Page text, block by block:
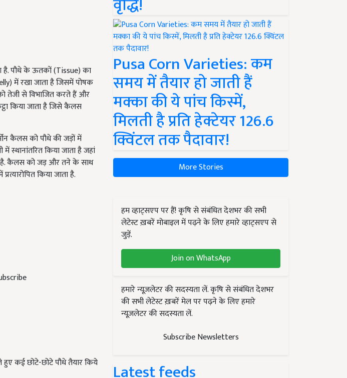
है. पौधे के ऊतकों (Tissue) का
में रखा जाता है जिसमें पोषक
तेजी से विभाजित करते हैं और
किया जाता है जिसे कैलस
कैलस को पौधे की जड़ों में
किया जाता है जहां
है. कैलस को जड़ और तने के साथ
किया जाता है.
कई छोटे-छोटे पौधे तैयार किये
Pusa Corn Varieties: कम
समय में तैयार हो जाती हैं
मक्का की ये पांच किस्में,
मिलती है प्रति हेक्टेयर 126.6
क्विंटल तक पैदावार!
More Stories
हम व्हाट्सएप पर हैं! कृषि से संबंधित देशभर की सभी
लेटेस्ट ख़बरें मोबाइल में पढ़ने के लिए हमारे व्हाट्सएप से
जुड़ें.
Join on WhatsApp
हमारे न्यूज़लेटर की सदस्यता लें. कृषि से संबंधित देशभर
की सभी लेटेस्ट ख़बरें मेल पर पढ़ने के लिए हमारे
न्यूज़लेटर की सदस्यता लें.
Subscribe Newsletters
Latest feeds